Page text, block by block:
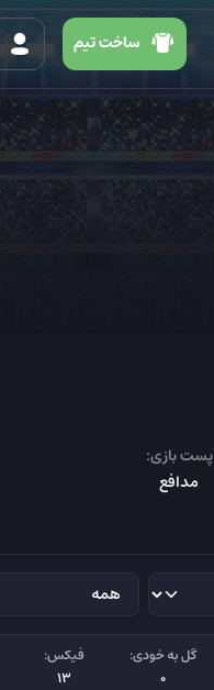
ساخت تیم
پست بازی:
مدافع
گل به خودی:
0
فیکس:
13